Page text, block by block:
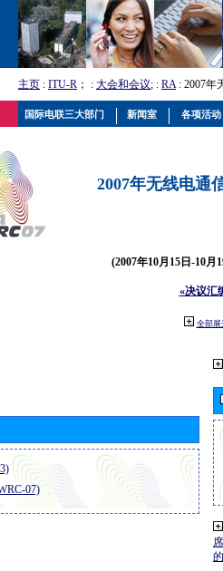
主页 : ITU-R ； : 大会和会议; : RA: 2007年
2007年无线电通
(2007年10月15日-10月
«决议汇
全部展
07)
国际电联三大部门 新闻室 各项活动